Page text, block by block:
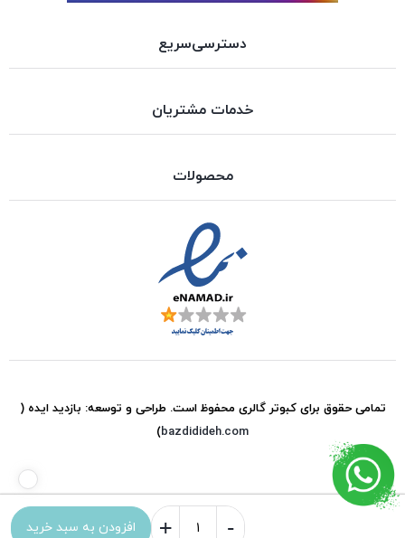
-
+ افزودن به سبد خرید
دسترسی‌سریع
خدمات مشتریان
محصولات
تمامی حقوق برایکبوتر گالریمحفوظ است. طراحی و توسعه: بازدید ایده (
bazdidideh.com
)